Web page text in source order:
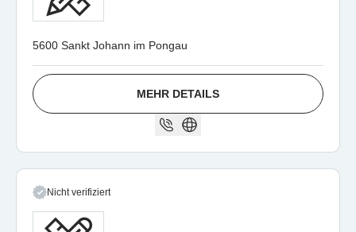
5600 Sankt Johann im Pongau
MEHR DETAILS
Nicht verifiziert